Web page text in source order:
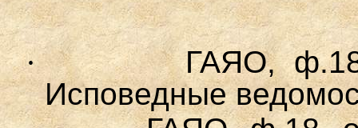
·
ГАЯО,
Исповедные